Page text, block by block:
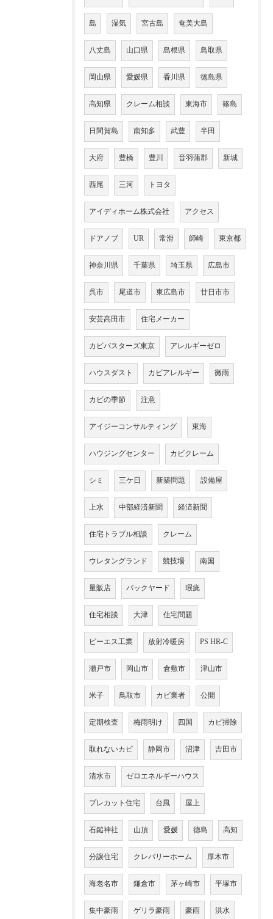
島 湿気 宮古島 奄美大島
八丈島 山口県 島根県 鳥取県
岡山県 愛媛県 香川県 徳島県
高知県 クレーム相談 東海市 篠島
日間賀島 南知多 武豊 半田
大府 豊橋 豊川 音羽蒲郡 新城
西尾 三河 トヨタ
アイディホーム株式会社 アクセス
ドアノブ UR 常滑 師崎 東京都
神奈川県 千葉県 埼玉県 広島市
呉市 尾道市 東広島市 廿日市市
安芸高田市 住宅メーカー
カビバスターズ東京 アレルギーゼロ
ハウスダスト カビアレルギー 黴雨
カビの季節 注意
アイジーコンサルティング 東海
ハウジングセンター カビクレーム
シミ 三ケ日 新築問題 設備屋
上水 中部経済新聞 経済新聞
住宅トラブル相談 クレーム
ウレタングランド 競技場 南国
量販店 バックヤード 瑕疵
住宅相談 大津 住宅問題
ピーエス工業 放射冷暖房 PS HR-C
瀬戸市 岡山市 倉敷市 津山市
米子 鳥取市 カビ業者 公開
定期検査 梅雨明け 四国 カビ掃除
取れないカビ 静岡市 沼津 吉田市
清水市 ゼロエネルギーハウス
プレカット住宅 台風 屋上
石鎚神社 山頂 愛媛 徳島 高知
分譲住宅 クレバリーホーム 厚木市
海老名市 鎌倉市 茅ヶ崎市 平塚市
集中豪雨 ゲリラ豪雨 豪雨 洪水